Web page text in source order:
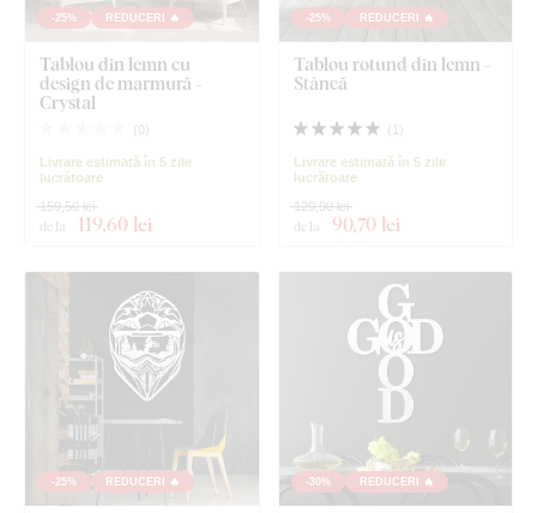
-25% REDUCERI 🔥
Tablou din lemn cu
design de marmură -
Crystal
( 0 )
Livrare estimată în 5 zile
lucrătoare
de la 119,60 lei
159,50 lei
-25% REDUCERI 🔥
Tablou rotund din lemn -
Stâncă
( )
Livrare estimată în 5 zile
lucrătoare
de la 90,70 lei
120,90 lei
-25% REDUCERI 🔥 -30% REDUCERI 🔥